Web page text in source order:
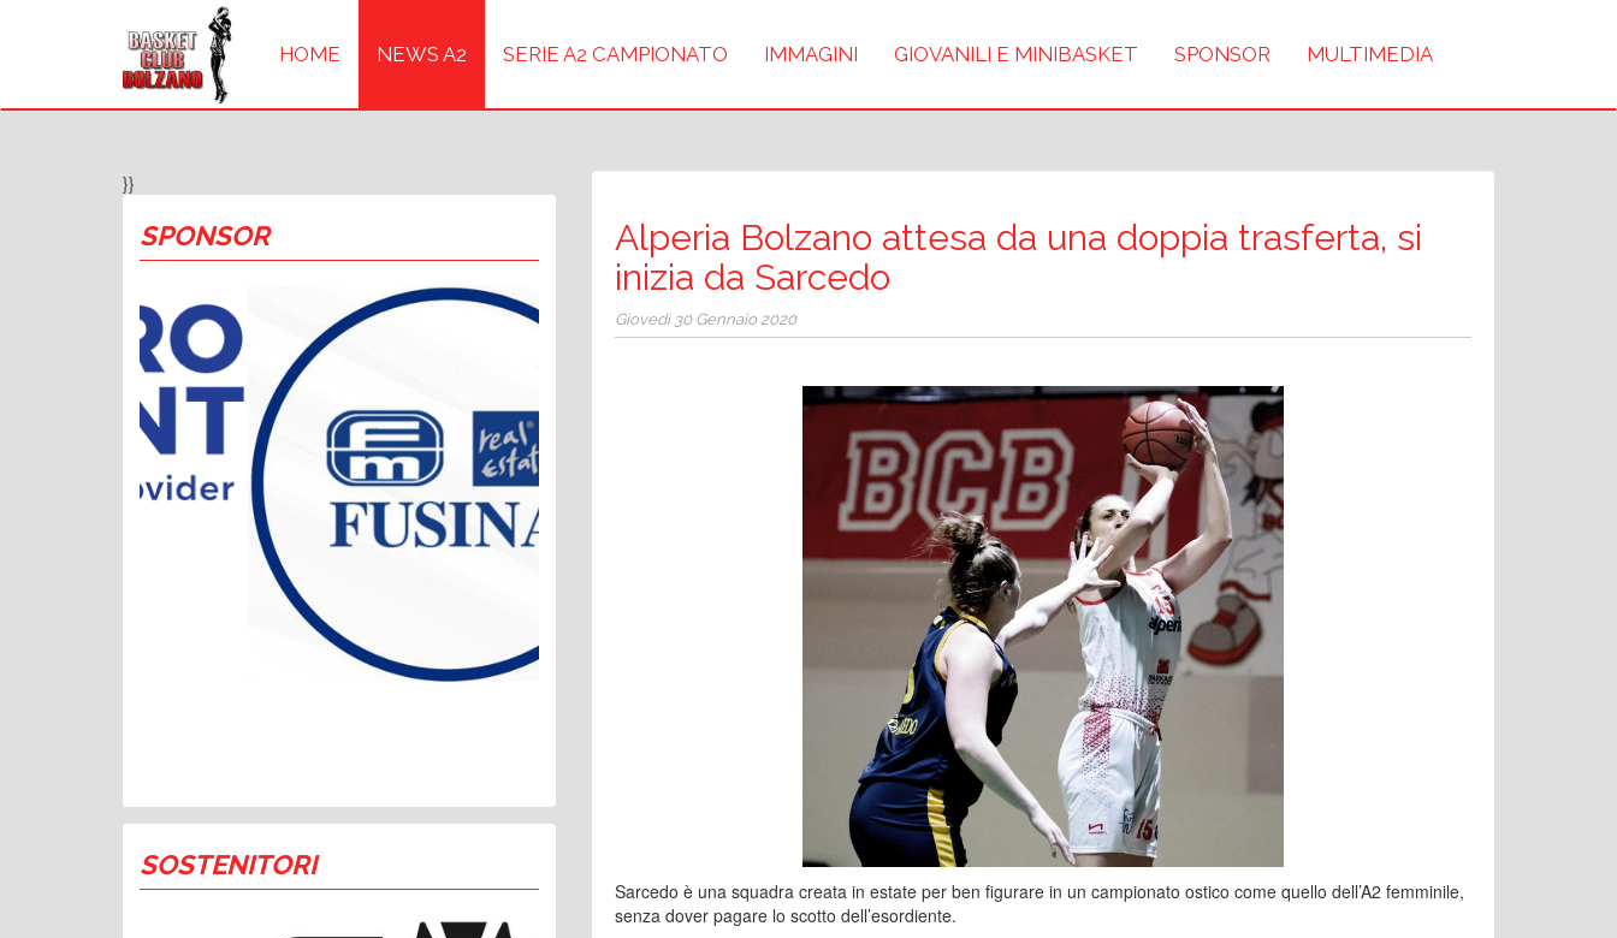
HOME NEWS A2 SERIE A2 CAMPIONATO IMMAGINI GIOVANILI E MINIBASKET SPONSOR MULTIMEDIA
}}
SPONSOR
SOSTENITORI
Alperia Bolzano attesa da una doppia trasferta, si
inizia da Sarcedo
Giovedì 30 Gennaio 2020
Sarcedo è una squadra creata in estate per ben figurare in un campionato ostico come quello dell’A2 femminile,
senza dover pagare lo scotto dell’esordiente.